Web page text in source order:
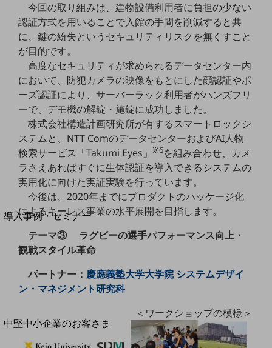
IoT向け回線料金
home5Gプラン
モバイルサービス
端末の一元管理
セキュリティ
運用保守・故障紛失サポート
回線・ネットワーク
お手続き
別ウィンドウで開きます
サービスをご利用中のお客さま
導入事例・セミナー
導入事例TOP
最新の導入事例や注目の導入事例をご紹介します
開催・出展する各種セミナー、イベント情報をご紹介します
別ウィンドウで開きます
中堅中小企業のお客さま
今回の取り組みは、建物設備利用者に負担の少ない
認証方式を用いることで入館の手間を削減すると共
に、鍵の紛失というセキュリティリスクを無くすこと
が目的です。
高度なセキュリティが求められるデータセンター内
において、防犯カメラの映像をもとにした顔認証やポ
ーズ認証により、サーバーラック利用者がハンズフリ
ーで、デモ機の解錠・施錠に成功しました。
株式会社構造計画研究所が有するスマートロックシ
ステムと、NTT ComのデータセンターおよびAI人物
検索サービス「Takumi Eyes」※6を組み合わせ、カメ
ラさえあればすぐに生体認証を導入できるシステムの
実用化に向けた実証実験を行っています。
今後は、2020年までにプロダクトのパッケージ化
によるキーレス事業の水平展開を目指します。
テーマ③ ラグビーの選手パフォーマンス向上・
観戦スタイル革命
パートナー： 慶應義塾大学大学院 システムデザイ
ン・マネジメント研究科
＜ワークショップの模様＞